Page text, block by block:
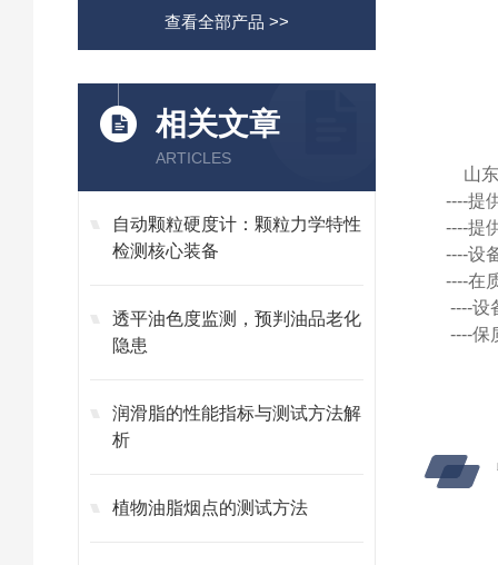
查看全部产品 >>
相关文章
ARTICLES
自动颗粒硬度计：颗粒力学特性
检测核心装备
透平油色度监测，预判油品老化
隐患
润滑脂的性能指标与测试方法解
析
植物油脂烟点的测试方法
山
----提
----提
----设
----在
----设
----保